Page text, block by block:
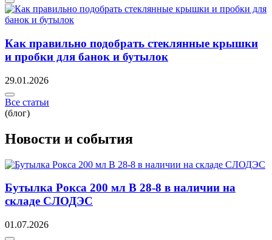
Как правильно подобрать стеклянные крышки
и пробки для банок и бутылок
29.01.2026
Все статьи
(блог)
Новости и события
Бутылка Рокса 200 мл B 28-8 в наличии на
складе СЛОДЭС
01.07.2026